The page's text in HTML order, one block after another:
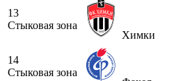
13
Стыковая зона
Химки
14
Стыковая зона